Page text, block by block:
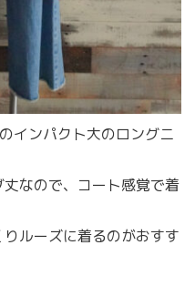
インパクト大のロングニ
なので、コート感覚で着
ルーズに着るのがおすす